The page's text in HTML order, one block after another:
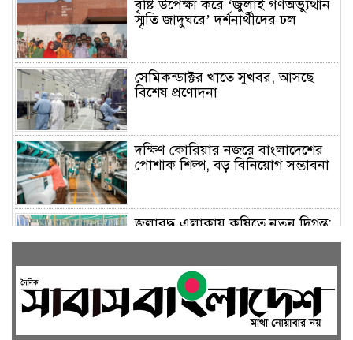
বৃষ্টি উপেক্ষা করে ‘জুলাই গণঅভ্যুত্থান
স্মৃতি জাদুঘরে’ দর্শনার্থীদের ঢল
সেমিকন্ডাক্টর খাতে সুখবর, আসছে
বিশেষ প্রণোদনা
দক্ষিণ কোরিয়ার নজরে বাংলাদেশের
পোশাক শিল্প, বড় বিনিয়োগ সম্ভাবনা
জলাবদ্ধ এলাকায় কৃষিতে নতুন দিগন্ত:
পলি নেট হাউসে বছরে ১০ লাখ পর্যন্ত
রাষ্ট্রপতি নির্বাচন ২০ আগস্ট, তফসিল
ঘোষণা ইসির